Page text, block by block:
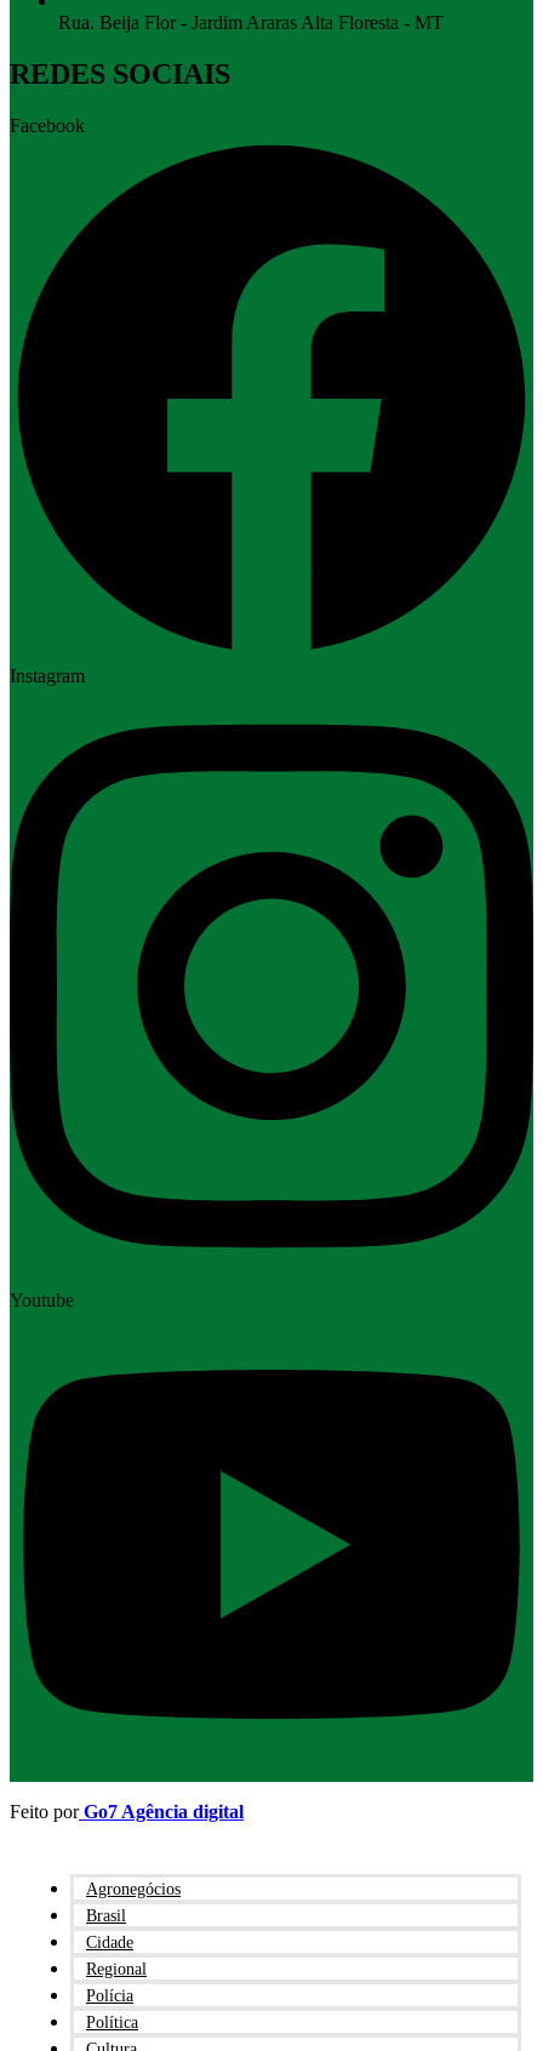
Rua. Beija Flor - Jardim Araras Alta Floresta - MT
REDES SOCIAIS
Facebook
Instagram
Youtube
Feito porGo7 Agência digital
Agronegócios
Brasil
Cidade
Regional
Polícia
Política